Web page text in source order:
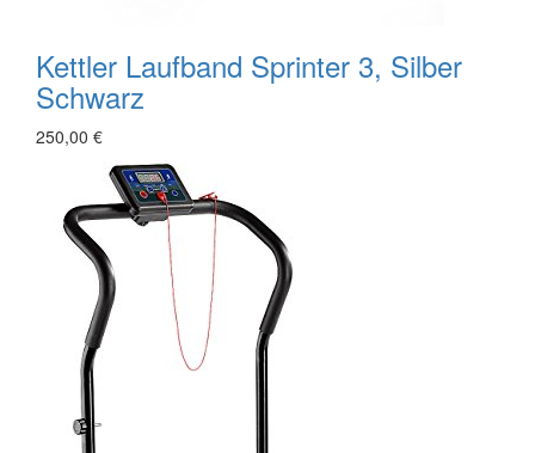
Kettler Laufband Sprinter 3, Silber
Schwarz
250,00 €